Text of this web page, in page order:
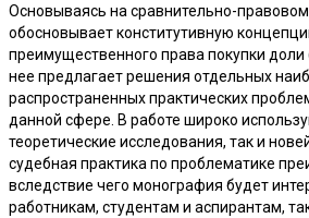
Основываясь на сравнительно-
обосновывает конститутивную
преимущественного права покупки доли
нее предлагает решения отдельных
распространенных практических
данной сфере. В работе широко
теоретические исследования, так и
судебная практика по проблематике
вследствие чего монография будет
работникам, студентам и аспирантам,